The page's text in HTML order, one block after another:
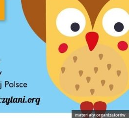
materiały organizatorów